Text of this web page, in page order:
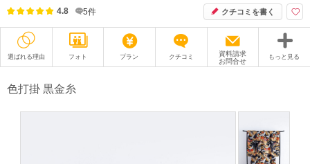
4.8 5件 クチコミを書く
選ばれる理由 フォト プラン クチコミ
資料請求
お問合せ
もっと見る
色打掛 黒金糸